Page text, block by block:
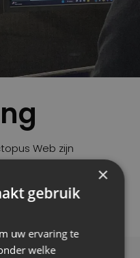
Web zijn
basis van de
Werken) en
ontwikkeld om de
×
gebruik
uw ervaring te
welke